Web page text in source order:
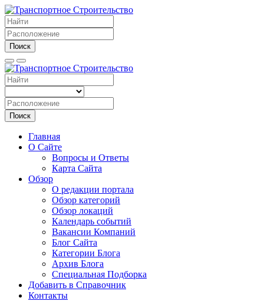
Поиск
Поиск
Главная
О Сайте
Вопросы и Ответы
Карта Сайта
Обзор
О редакции портала
Обзор категорий
Обзор локаций
Календарь событий
Вакансии Компаний
Блог Сайта
Категории Блога
Архив Блога
Специальная Подборка
Добавить в Справочник
Контакты